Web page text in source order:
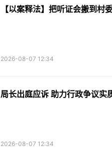
【以案释法】把听证会搬到村
2026-08-07 12:34
局长出庭应诉 助力行政争议实
2026-08-07 12:34